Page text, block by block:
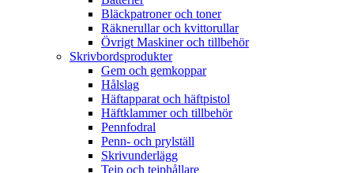
Bläckpatroner och toner
Räknerullar och kvittorullar
Övrigt Maskiner och tillbehör
Skrivbordsprodukter
Gem och gemkoppar
Hålslag
Häftapparat och häftpistol
Häftklammer och tillbehör
Pennfodral
Penn- och prylställ
Skrivunderlägg
Tejp och tejphållare